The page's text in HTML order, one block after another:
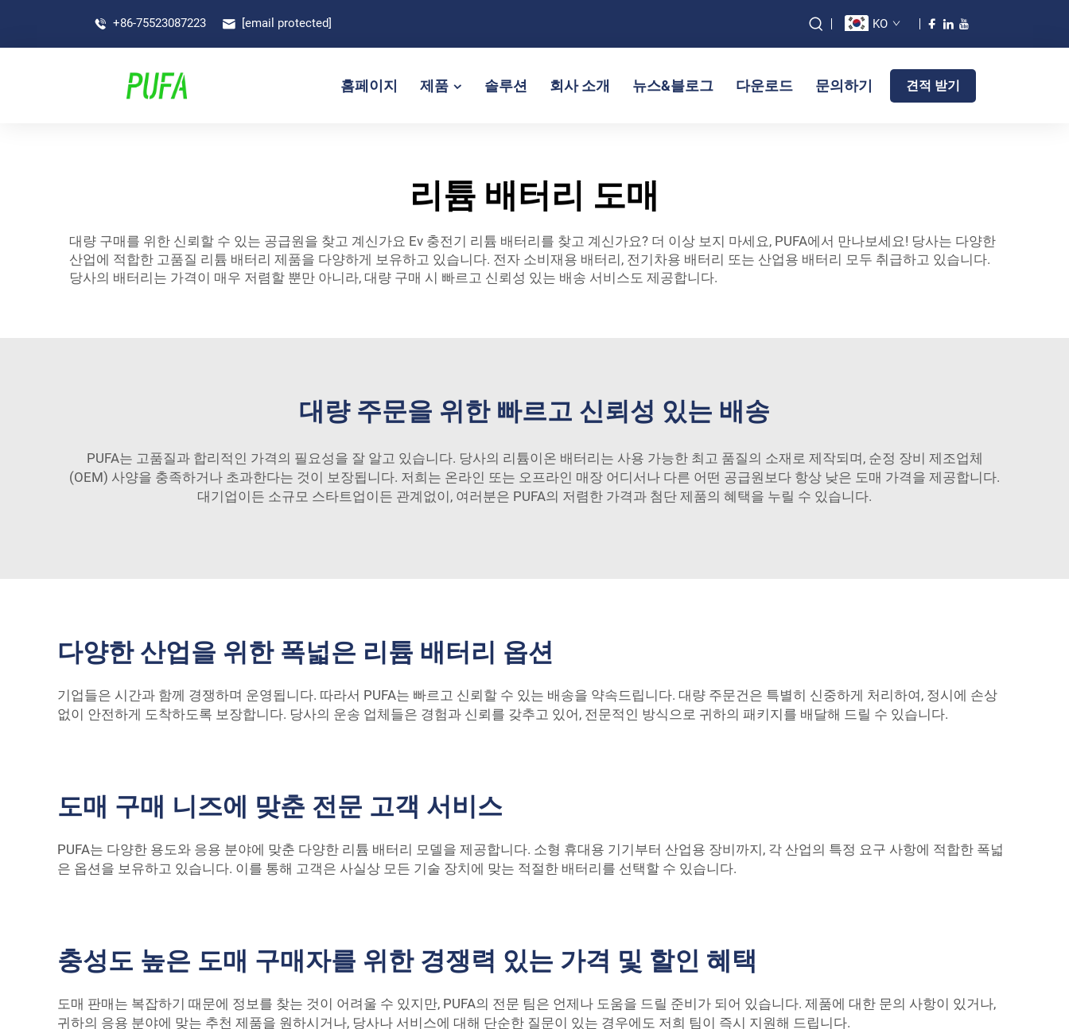
+86-75523087223 [email protected] KO
홈페이지 제품 솔루션 회사 소개 뉴스&블로그 다운로드 문의하기 견적 받기
리튬 배터리 도매
대량 구매를 위한 신뢰할 수 있는 공급원을 찾고 계신가요 Ev 충전기 리튬 배터리를 찾고 계신가요? 더 이상 보지 마세요, PUFA에서 만나보세요! 당사는 다양한
산업에 적합한 고품질 리튬 배터리 제품을 다양하게 보유하고 있습니다. 전자 소비재용 배터리, 전기차용 배터리 또는 산업용 배터리 모두 취급하고 있습니다.
당사의 배터리는 가격이 매우 저렴할 뿐만 아니라, 대량 구매 시 빠르고 신뢰성 있는 배송 서비스도 제공합니다.
대량 주문을 위한 빠르고 신뢰성 있는 배송
PUFA는 고품질과 합리적인 가격의 필요성을 잘 알고 있습니다. 당사의 리튬이온 배터리는 사용 가능한 최고 품질의 소재로 제작되며, 순정 장비 제조업체
(OEM) 사양을 충족하거나 초과한다는 것이 보장됩니다. 저희는 온라인 또는 오프라인 매장 어디서나 다른 어떤 공급원보다 항상 낮은 도매 가격을 제공합니다.
대기업이든 소규모 스타트업이든 관계없이, 여러분은 PUFA의 저렴한 가격과 첨단 제품의 혜택을 누릴 수 있습니다.
다양한 산업을 위한 폭넓은 리튬 배터리 옵션
기업들은 시간과 함께 경쟁하며 운영됩니다. 따라서 PUFA는 빠르고 신뢰할 수 있는 배송을 약속드립니다. 대량 주문건은 특별히 신중하게 처리하여, 정시에 손상
없이 안전하게 도착하도록 보장합니다. 당사의 운송 업체들은 경험과 신뢰를 갖추고 있어, 전문적인 방식으로 귀하의 패키지를 배달해 드릴 수 있습니다.
도매 구매 니즈에 맞춘 전문 고객 서비스
PUFA는 다양한 용도와 응용 분야에 맞춘 다양한 리튬 배터리 모델을 제공합니다. 소형 휴대용 기기부터 산업용 장비까지, 각 산업의 특정 요구 사항에 적합한 폭넓
은 옵션을 보유하고 있습니다. 이를 통해 고객은 사실상 모든 기술 장치에 맞는 적절한 배터리를 선택할 수 있습니다.
충성도 높은 도매 구매자를 위한 경쟁력 있는 가격 및 할인 혜택
도매 판매는 복잡하기 때문에 정보를 찾는 것이 어려울 수 있지만, PUFA의 전문 팀은 언제나 도움을 드릴 준비가 되어 있습니다. 제품에 대한 문의 사항이 있거나,
귀하의 응용 분야에 맞는 추천 제품을 원하시거나, 당사나 서비스에 대해 단순한 질문이 있는 경우에도 저희 팀이 즉시 지원해 드립니다.